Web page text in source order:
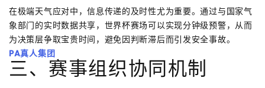
在极端天气应对中，信息传递的及时性尤为重要。通过与国家气
象部门的实时数据共享，世界杯赛场可以实现分钟级预警，从而
为决策层争取宝贵时间，避免因判断滞后而引发安全事故。
PA真人集团
三、赛事组织协同机制